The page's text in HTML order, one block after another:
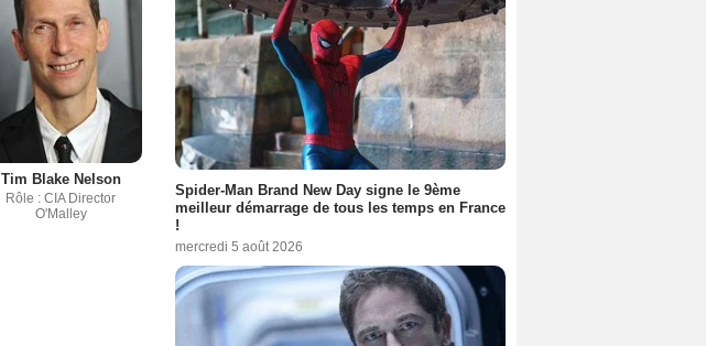
Tim Blake Nelson
Rôle : CIA Director
O'Malley
Spider-Man Brand New Day signe le 9ème
meilleur démarrage de tous les temps en France
!
mercredi 5 août 2026